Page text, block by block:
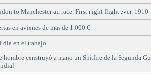
to Manchester air race. First night flight ever. 1910
en aviones de mas de 1.000 €
dia en el trabajo
hombre construyó a mano un Spitfire de la Segunda